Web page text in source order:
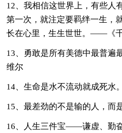
12、我相信这世界上，有些人
第一次，就注定要羁绊一生，
长在心里，生生世世。——《千
13、勇敢是所有美德中最普
维尔
14、生命是水不流动就成死水。
15、最差劲的不是输的人，而
16、人生三件宝——谦虚、勤奋